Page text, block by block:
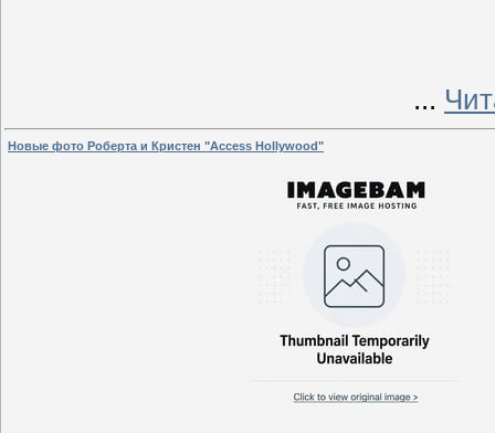
...
Новые фото Роберта и Криcтен "Access Hollywood"